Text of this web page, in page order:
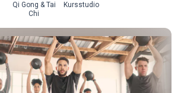
Qi Gong & Tai
Chi
Kursstudio